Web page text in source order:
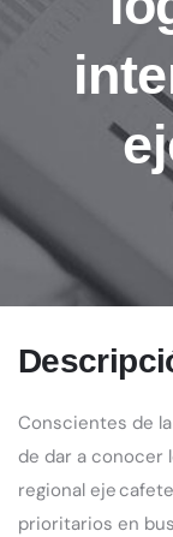
Conscientes de
de dar a conocer
regional eje
prioritarios en